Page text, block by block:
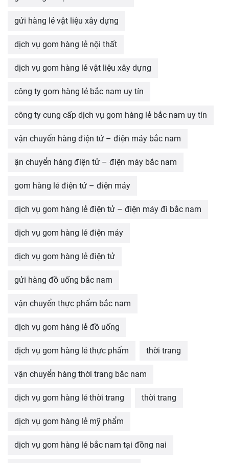
gửi hàng lẻ vật liệu xây dựng
dịch vụ gom hàng lẻ nội thất
dịch vụ gom hàng lẻ vật liệu xây dựng
công ty gom hàng lẻ bắc nam uy tín
công ty cung cấp dịch vụ gom hàng lẻ bắc nam uy tín
vận chuyển hàng điện tử – điện máy bắc nam
ận chuyển hàng điện tử – điện máy bắc nam
gom hàng lẻ điện tử – điện máy
dịch vụ gom hàng lẻ điện tử – điện máy đi bắc nam
dịch vụ gom hàng lẻ điện máy
dịch vụ gom hàng lẻ điện tử
gửi hàng đồ uống bắc nam
vận chuyển thực phẩm bắc nam
dịch vụ gom hàng lẻ đồ uống
dịch vụ gom hàng lẻ thực phẩm thời trang
vận chuyển hàng thời trang bắc nam
dịch vụ gom hàng lẻ thời trang thời trang
dịch vụ gom hàng lẻ mỹ phẩm
dịch vụ gom hàng lẻ bắc nam tại đồng nai